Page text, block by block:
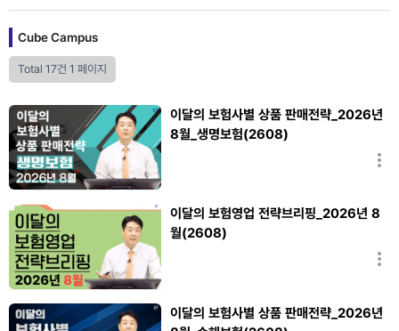
Cube Campus
Total 17건 1 페이지
이달의 보험사별 상품 판매전략_2026년
8월_생명보험(2608)
이달의 보험영업 전략브리핑_2026년 8
월(2608)
이달의 보험사별 상품 판매전략_2026년